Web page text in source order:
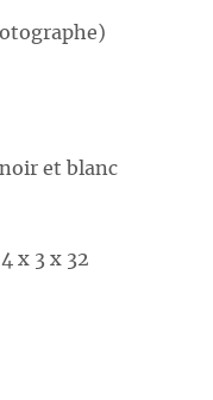
et blanc
x 3 x 32